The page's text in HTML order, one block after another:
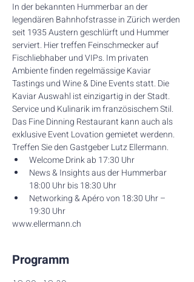
In der bekannten Hummerbar an der
legendären Bahnhofstrasse in Zürich werden
seit 1935 Austern geschlürft und Hummer
serviert. Hier treffen Feinschmecker auf
Fischliebhaber und VIPs. Im privaten
Ambiente finden regelmässige Kaviar
Tastings und Wine & Dine Events statt. Die
Kaviar Auswahl ist einzigartig in der Stadt.
Service und Kulinarik im französischem Stil.
Das Fine Dinning Restaurant kann auch als
exklusive Event Lovation gemietet werdenn.
Treffen Sie den Gastgeber Lutz Ellermann.
Welcome Drink ab 17:30 Uhr
News & Insights aus der Hummerbar
18:00 Uhr bis 18:30 Uhr
Networking & Apéro von 18:30 Uhr –
19:30 Uhr
www.ellermann.ch
Programm